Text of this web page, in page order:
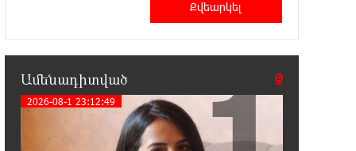
փորձել ինքնասպան լինել
21:08:37 7-08-2026
ԵԱՏՄ֊ն չի ուզում, որ իր
Ամենադիտված
2026-08-1 23:12:49